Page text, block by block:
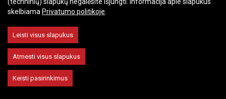
skelbiama Privatumo politikoje
Leisti visus slapukus
Atmesti visus slapukus
Keisti pasirinkimus